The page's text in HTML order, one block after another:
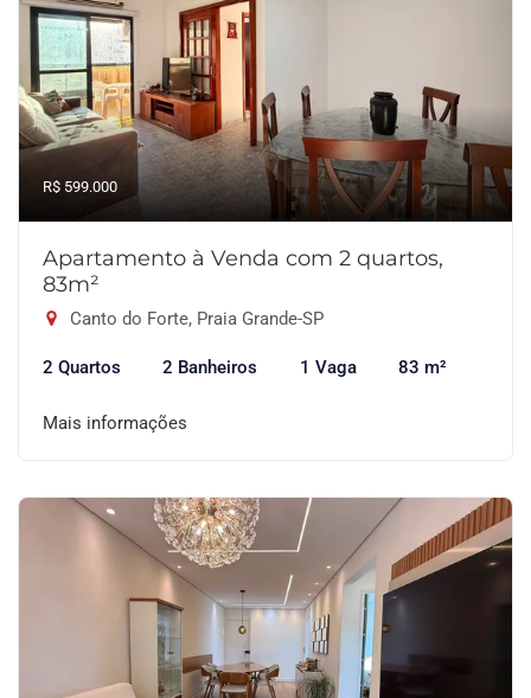
R$ 599.000
Apartamento à Venda com 2 quartos,
83m²
Canto do Forte, Praia Grande-SP
2 Quartos 2 Banheiros 1 Vaga 83 m²
Mais informações